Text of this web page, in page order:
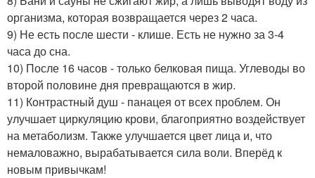
организма, которая возвращается через 2 часа.
9) Не есть после шести - клише. Есть не нужно за 3-4
часа до сна.
10) После 16 часов - только белковая пища. Углеводы во
второй половине дня превращаются в жир.
11) Контрастный душ - панацея от всех проблем. Он
улучшает циркуляцию крови, благоприятно воздействует
на метаболизм. Также улучшается цвет лица и, что
немаловажно, вырабатывается сила воли. Вперёд к
новым привычкам!